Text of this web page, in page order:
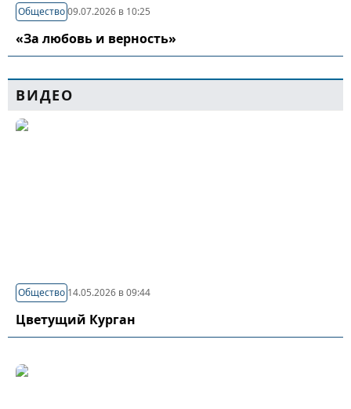
Общество09.07.2026 в 10:25
«За любовь и верность»
ВИДЕО
Общество 14.05.2026 в 09:44
Цветущий Курган